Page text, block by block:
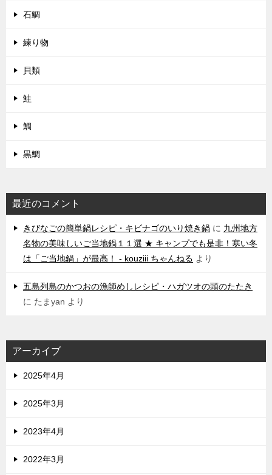
石鯛
練り物
貝類
鮭
鯛
黒鯛
最近のコメント
きびなごの簡単鍋レシピ・キビナゴのいり焼き鍋 に 九州地方
名物の美味しいご当地鍋１１選 ★ キャンプでも是非！寒い冬
は「ご当地鍋」が最高！ - kouziii ちゃんねる より
五島列島のかつおの漁師めしレシピ・ハガツオの頭のたたき
に たまyan より
アーカイブ
2025年4月
2025年3月
2023年4月
2022年3月